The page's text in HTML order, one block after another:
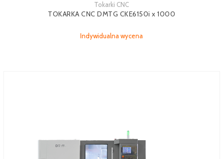
Tokarki CNC
TOKARKA CNC DMTG CKE6150i x 1000
Indywidualna wycena